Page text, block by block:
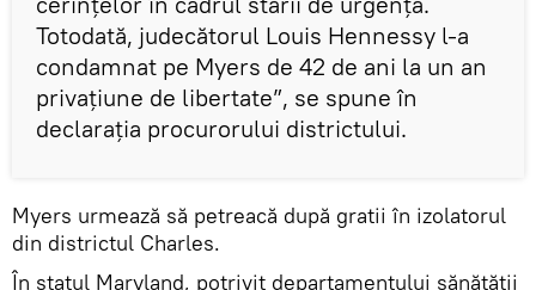
Totodată, judecătorul Louis Hennessy l-a
condamnat pe Myers de 42 de ani la un an
privațiune de libertate”, se spune în
declarația procurorului districtului.
Myers urmează să petreacă după gratii în izolatorul
din districtul Charles.
În statul Maryland, potrivit departamentului sănătății